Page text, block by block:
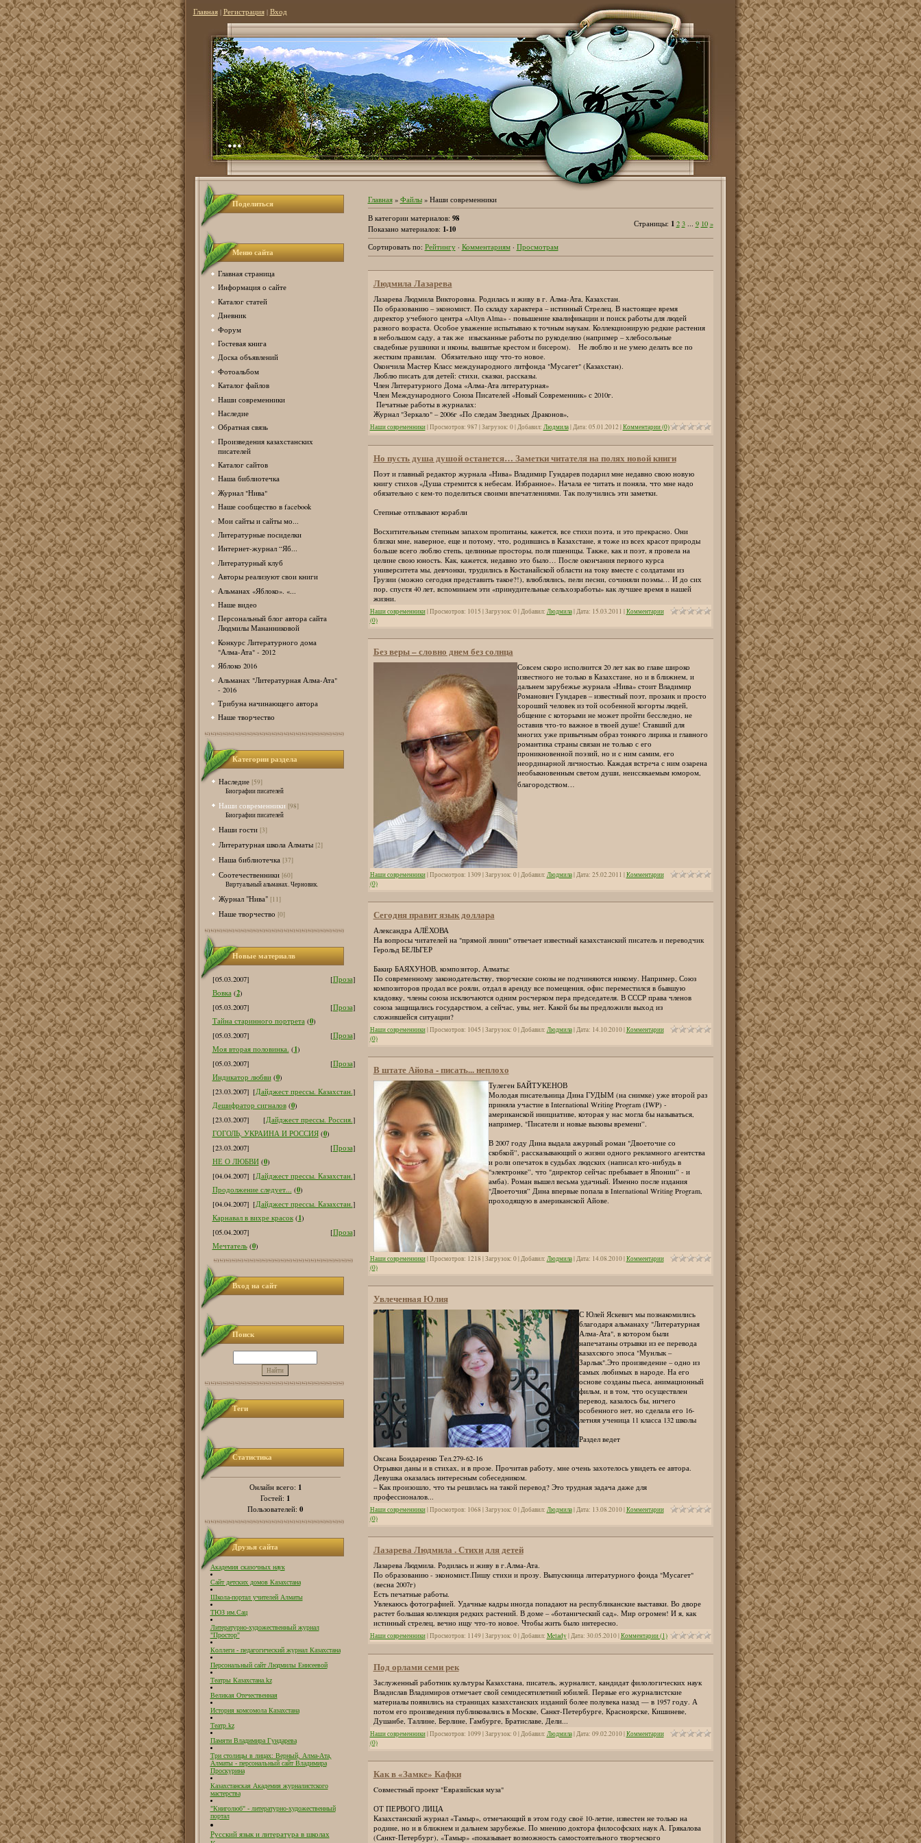
Главная| Регистрация| Вход
...
Поделиться
Меню сайта
Главная страница
Информация о сайте
Каталог статей
Дневник
Форум
Гостевая книга
Доска объявлений
Фотоальбом
Каталог файлов
Наши современники
Наследие
Обратная связь
Произведения казахстанских
писателей
Каталог сайтов
Наша библиотечка
Журнал "Нива"
Наше сообщество в facebook
Мои сайты и сайты мо...
Литературные посиделки
Интернет-журнал “Яб...
Литературный клуб
Авторы реализуют свои книги
Альманах «Яблоко». «...
Наше видео
Персональный блог автора сайта
Людмилы Мананниковой
Конкурс Литературного дома
"Алма-Ата" - 2012
Яблоко 2016
Альманах "Литературная Алма-Ата"
- 2016
Трибуна начинающего автора
Наше творчество
Категории раздела
Наследие [59]
Биографии писателей
Наши современники [98]
Биографии писателей
Наши гости [3]
Литературная школа Алматы [2]
Наша библиотечка [37]
Соотечественники [60]
Виртуальный альманах. Черновик.
Журнал "Нива" [11]
Наше творчество [0]
Новые материалв
[05.03.2007] [Проза]
Вовка (2)
[05.03.2007]
[Проза]
Тайна старинного портрета (0)
[05.03.2007]
[Проза]
Моя вторая половинка. (1)
[05.03.2007]
[Проза]
Индикатор любви (0)
[23.03.2007] [Дайджест прессы. Казахстан.]
Дешифратор сигналов (0)
[23.03.2007]
[Дайджест прессы. Россия.]
ГОГОЛЬ, УКРАИНА И РОССИЯ (0)
[23.03.2007]
[Проза]
НЕ О ЛЮБВИ (0)
[04.04.2007] [Дайджест прессы. Казахстан.]
Продолжение следует... (0)
[04.04.2007] [Дайджест прессы. Казахстан.]
Карнавал в вихре красок (1)
[05.04.2007]
[Проза]
Мечтатель (0)
Вход на сайт
Поиск
Теги
Статистика
Онлайн всего: 1
Гостей: 1
Пользователей: 0
Друзья сайта
Академия сказочных наук
Сайт детских домов Казахстана
Школа-портал учителей Алматы
ТЮЗ им.Сац
Литературно-художественный журнал
"Простор"
Коллеги - педагогический журнал Казахстана
Персональный сайт Людмилы Енисеевой
Театры Казахстана.kz
Великая Отечественная
История комсомола Казахстана
Театр.kz
Памяти Владимира Гундарева
Три столицы в лицах: Верный, Алма-Ата,
Алматы - персональный сайт Владимира
Проскурина
Казахстанская Академия журналистского
мастерства
"Книголюб" - литературно-художественный
портал
Русский язык и литература в школах
Главная» Файлы» Наши современники
В категории материалов: 98
Показано материалов: 1-10 Страницы: 1 2 3 9 10 »
Сортировать по: Рейтингу· Комментариям· Просмотрам
Людмила Лазарева
Лазарева Людмила Викторовна. Родилась и живу в г. Алма-Ата, Казахстан.
По образованию – экономист. По складу характера – истинный Стрелец. В настоящее время
директор учебного центра «Altyn Alma» - повышение квалификации и поиск работы для людей
разного возраста. Особое уважение испытываю к точным наукам. Коллекционирую редкие растения
в небольшом саду, а так же изысканные работы по рукоделию (например – хлебосольные
свадебные рушники и иконы, вышитые крестом и бисером). Не люблю и не умею делать все по
жестким правилам. Обязательно ищу что-то новое.
Окончила Мастер Класс международного литфонда "Мусагет" (Казахстан).
Люблю писать для детей: стихи, сказки, рассказы.
Член Литературного Дома «Алма-Ата литературная»
Член Международного Союза Писателей «Новый Современник» с 2010г.
Печатные работы в журналах:
Журнал "Зеркало" – 2006г «По следам Звездных Драконов»,
Наши современники| Просмотров: 987 | Загрузок: 0 | Добавил: Людмила| Дата: 05.01.2012 |Комментарии (0)
Но пусть душа душой останется… Заметки читателя на полях новой книги
Поэт и главный редактор журнала «Нива» Владимир Гундарев подарил мне недавно свою новую
книгу стихов «Душа стремится к небесам. Избранное». Начала ее читать и поняла, что мне надо
обязательно с кем-то поделиться своими впечатлениями. Так получились эти заметки.
Степные отплывают корабли
Восхитительным степным запахом пропитаны, кажется, все стихи поэта, и это прекрасно. Они
близки мне, наверное, еще и потому, что, родившись в Казахстане, я тоже из всех красот природы
больше всего люблю степь, целинные просторы, поля пшеницы. Также, как и поэт, я провела на
целине свою юность. Как, кажется, недавно это было… После окончания первого курса
университета мы, девчонки, трудились в Костанайской области на току вместе с солдатами из
Грузии (можно сегодня представить такое?!), влюблялись, пели песни, сочиняли поэмы… И до сих
пор, спустя 40 лет, вспоминаем эти «принудительные сельхозработы» как лучшее время в нашей
жизни.
Наши современники| Просмотров: 1015 | Загрузок: 0 | Добавил: Людмила| Дата: 15.03.2011 |Комментарии
(0)
Без веры – словно днем без солнца
Совсем скоро исполнится 20 лет как во главе широко
известного не только в Казахстане, но и в ближнем, и
дальнем зарубежье журнала «Нива» стоит Владимир
Романович Гундарев – известный поэт, прозаик и просто
хороший человек из той особенной когорты людей,
общение с которыми не может пройти бесследно, не
оставив что-то важное в твоей душе! Ставший для
многих уже привычным образ тонкого лирика и главного
романтика страны связан не только с его
проникновенной поэзий, но и с ним самим, его
неординарной личностью. Каждая встреча с ним озарена
необыкновенным светом души, неиссякаемым юмором,
благородством…
Наши современники| Просмотров: 1309 | Загрузок: 0 | Добавил: Людмила| Дата: 25.02.2011 |Комментарии
(0)
Сегодня правит язык доллара
Александра АЛЁХОВА
На вопросы читателей на "прямой линии" отвечает известный казахстанский писатель и переводчик
Герольд БЕЛЬГЕР
Бакир БАЯХУНОВ, композитор, Алматы:
По современному законодательству, творческие союзы не подчиняются никому. Например, Союз
композиторов продал все рояли, отдал в аренду все помещения, офис переместился в бывшую
кладовку, члены союза исключаются одним росчерком пера председателя. В СССР права членов
союза защищались государством, а сейчас, увы, нет. Какой бы вы предложили выход из
сложившейся ситуации?
Наши современники| Просмотров: 1045 | Загрузок: 0 | Добавил: Людмила| Дата: 14.10.2010|Комментарии
(0)
В штате Айова - писать... неплохо
Тулеген БАЙТУКЕНОВ
Молодая писательница Дина ГУДЫМ (на снимке) уже второй раз
приняла участие в International Writing Program (IWP) -
американской инициативе, которая у нас могла бы называться,
например, "Писатели и новые вызовы времени”.
В 2007 году Дина выдала ажурный роман "Двоеточие со
скобкой”, рассказывающий о жизни одного рекламного агентства
и роли опечаток в судьбах людских (написал кто-нибудь в
"электронке”, что "директор сейчас пребывает в Японии” - и
амба). Роман вышел весьма удачный. Именно после издания
"Двоеточия” Дина впервые попала в International Writing Program,
проходящую в американской Айове.
Наши современники| Просмотров: 1218 | Загрузок: 0 | Добавил: Людмила| Дата: 14.08.2010|Комментарии
(0)
Увлеченная Юлия
С Юлей Яскевич мы познакомились
благодаря альманаху "Литературная
Алма-Ата", в котором были
напечатаны отрывки из ее перевода
казахского эпоса "Мунлык –
Зарлык".Это произведение – одно из
самых любимых в народе. На его
основе созданы пьеса, анимационный
фильм, и в том, что осуществлен
перевод, казалось бы, ничего
особенного нет, но сделала его 16-
летняя ученица 11 класса 132 школы
Раздел ведет
Оксана Бондаренко Тел.279-62-16
Отрывки даны и в стихах, и в прозе. Прочитав работу, мне очень захотелось увидеть ее автора.
Девушка оказалась интересным собеседником.
– Как произошло, что ты решилась на такой перевод? Это трудная задача даже для
профессионалов...
Наши современники| Просмотров: 1068 | Загрузок: 0 | Добавил: Людмила| Дата: 13.08.2010|Комментарии
(0)
Лазарева Людмила . Стихи для детей
Лазарева Людмила. Родилась и живу в г.Алма-Ата.
По образованию - экономист.Пишу стихи и прозу. Выпускница литературного фонда "Мусагет"
(весна 2007г)
Есть печатные работы.
Увлекаюсь фотографией. Удачные кадры иногда попадают на республиканские выставки. Во дворе
растет большая коллекция редких растений. В доме – «ботанический сад». Мир огромен! И я, как
истинный стрелец, вечно ищу что-то новое. Чтобы жить было интересно.
Наши современники| Просмотров: 1149 | Загрузок: 0 | Добавил: Melady| Дата: 30.05.2010|Комментарии (1)
Под орлами семи рек
Заслуженный работник культуры Казахстана, писатель, журналист, кандидат филологических наук
Владислав Владимиров отмечает свой семидесятилетний юбилей. Первые его журналистские
материалы появились на страницах казахстанских изданий более полувека назад — в 1957 году. А
потом его произведения публиковались в Москве, Санкт-Петербурге, Красноярске, Кишиневе,
Душанбе, Таллине, Берлине, Гамбурге, Братиславе, Дели...
Наши современники| Просмотров: 1099 | Загрузок: 0 | Добавил: Людмила| Дата: 09.02.2010|Комментарии
(0)
Как в «Замке» Кафки
Cовместный проект "Евразийская муза"
ОТ ПЕРВОГО ЛИЦА
Казахстанский журнал «Тамыр», отмечающий в этом году своё 10-летие, известен не только на
родине, но и в ближнем и дальнем зарубежье. По мнению доктора философских наук А. Грякалова
(Санкт-Петербург), «Тамыр» «показывает возможность самостоятельного творческого